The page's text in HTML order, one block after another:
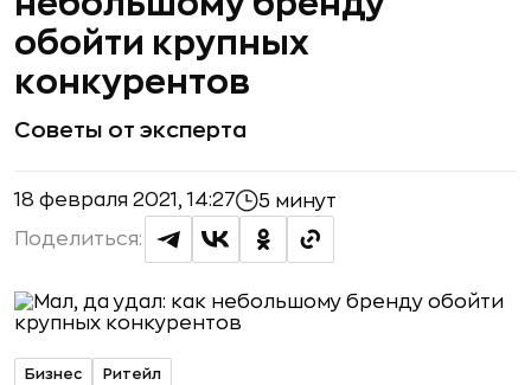
обойти крупных
конкурентов
Советы от эксперта
18 февраля 2021, 14:27 5 минут
Поделиться:
Бизнес Ритейл